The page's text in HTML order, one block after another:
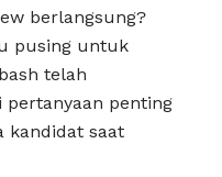
berlangsung?
pusing untuk
telah
pertanyaan penting
kandidat saat